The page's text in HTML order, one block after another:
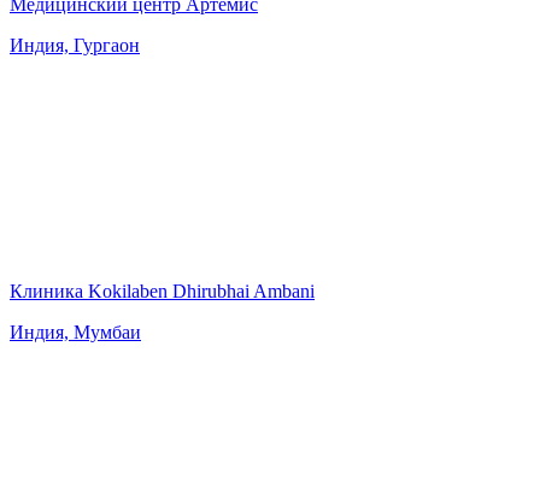
Медицинский центр Артемис
Индия, Гургаон
Клиника Kokilaben Dhirubhai Ambani
Индия, Мумбаи